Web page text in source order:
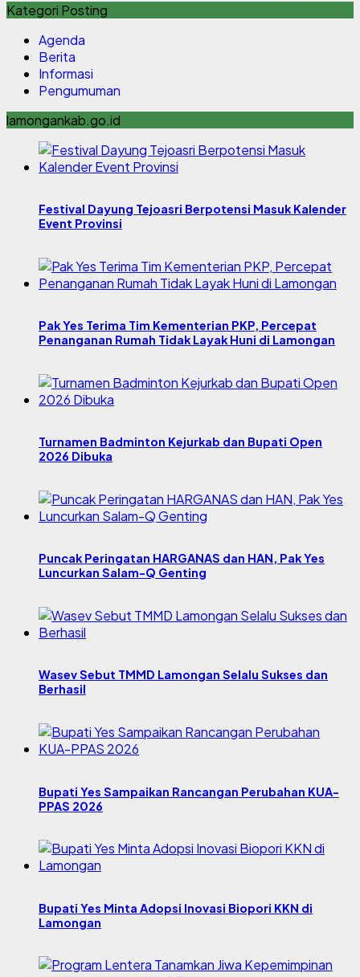
Kategori Posting
Agenda
Berita
Informasi
Pengumuman
lamongankab.go.id
Festival Dayung Tejoasri Berpotensi Masuk Kalender
Event Provinsi
Pak Yes Terima Tim Kementerian PKP, Percepat
Penanganan Rumah Tidak Layak Huni di Lamongan
Turnamen Badminton Kejurkab dan Bupati Open
2026 Dibuka
Puncak Peringatan HARGANAS dan HAN, Pak Yes
Luncurkan Salam-Q Genting
Wasev Sebut TMMD Lamongan Selalu Sukses dan
Berhasil
Bupati Yes Sampaikan Rancangan Perubahan KUA-
PPAS 2026
Bupati Yes Minta Adopsi Inovasi Biopori KKN di
Lamongan